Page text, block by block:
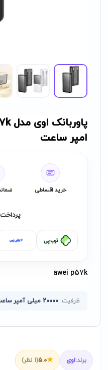
امپر ساعت
خرید اقساطی
awei p57k
ظرفیت: 20000 میلی آمپر ساعت
برند:اوی ★
5.0(۱ نظر)